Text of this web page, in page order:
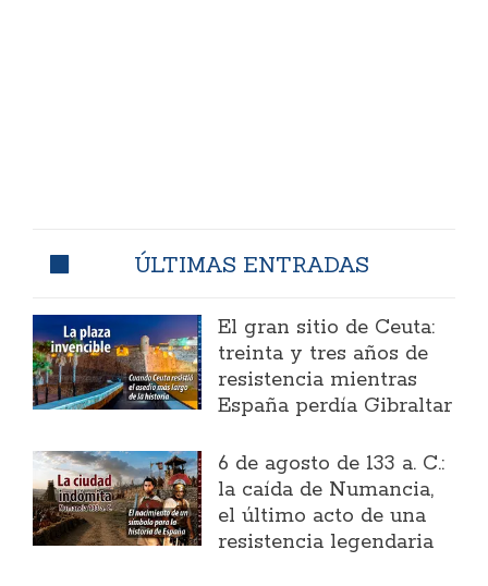
ÚLTIMAS ENTRADAS
El gran sitio de Ceuta:
treinta y tres años de
resistencia mientras
España perdía Gibraltar
6 de agosto de 133 a. C.:
la caída de Numancia,
el último acto de una
resistencia legendaria